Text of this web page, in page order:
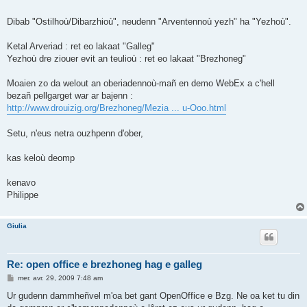
Dibab "Ostilhoù/Dibarzhioù", neudenn "Arventennoù yezh" ha "Yezhoù".
Ketal Arveriad : ret eo lakaat "Galleg"
Yezhoù dre ziouer evit an teulioù : ret eo lakaat "Brezhoneg"
Moaien zo da welout an oberiadennoù-mañ en demo WebEx a c'hell
bezañ pellgarget war ar bajenn :
http://www.drouizig.org/Brezhoneg/Mezia ... u-Ooo.html
Setu, n'eus netra ouzhpenn d'ober,
kas keloù deomp
kenavo
Philippe
Giulia
Re: open office e brezhoneg hag e galleg
M
s
mer. avr. 29, 2009 7:48 am
Ur gudenn dammheñvel m'oa bet gant OpenOffice e Bzg. Ne oa ket tu din